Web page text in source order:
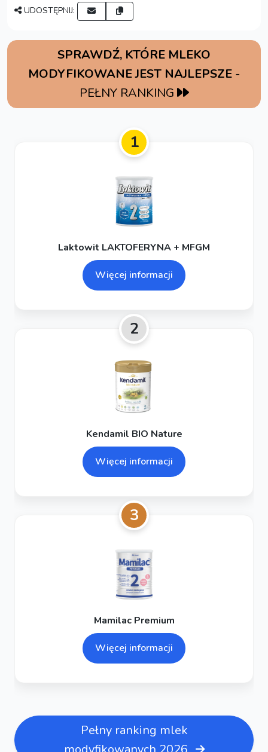
UDOSTĘPNIJ:
SPRAWDŹ, KTÓRE MLEKO
MODYFIKOWANE JEST NAJLEPSZE -
PEŁNY RANKING
1
Laktowit LAKTOFERYNA + MFGM
Więcej informacji
2
Kendamil BIO Nature
Więcej informacji
3
Mamilac Premium
Więcej informacji
Pełny ranking mlek